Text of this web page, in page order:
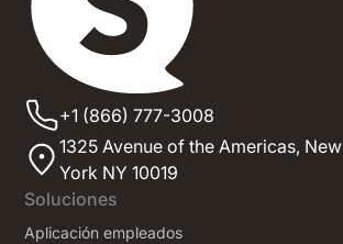
+1 (866) 777-3008
1325 Avenue of the Americas, New
York NY 10019
Soluciones
Aplicación empleados